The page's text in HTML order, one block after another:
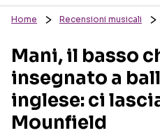
RECENSIONI MUSICALI
INTERVISTE
GOSSIP E CURIOSITÀ
Home Recensioni musicali
Mani, il basso
insegnato a
inglese: ci
Mounfield